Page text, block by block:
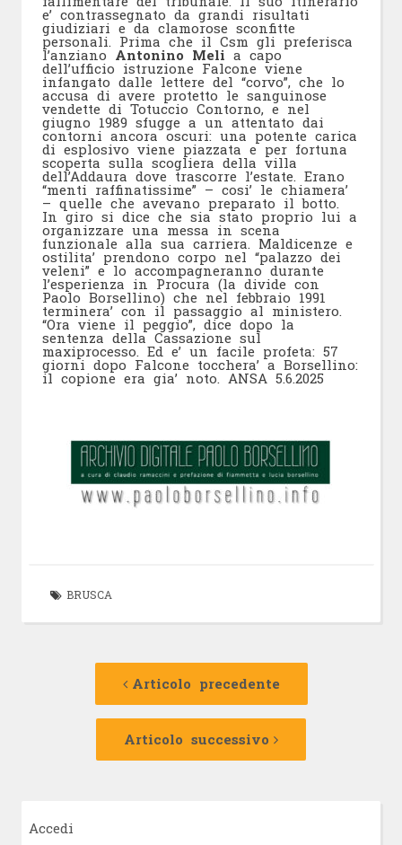
e’ contrassegnato da grandi risultati
giudiziari e da clamorose sconfitte
personali. Prima che il Csm gli preferisca
l’anziano Antonino Meli a capo
dell’ufficio istruzione Falcone viene
infangato dalle lettere del “corvo”, che lo
accusa di avere protetto le sanguinose
vendette di Totuccio Contorno, e nel
giugno 1989 sfugge a un attentato dai
contorni ancora oscuri: una potente carica
di esplosivo viene piazzata e per fortuna
scoperta sulla scogliera della villa
dell’Addaura dove trascorre l’estate. Erano
“menti raffinatissime” – cosi’ le chiamera’
– quelle che avevano preparato il botto.
In giro si dice che sia stato proprio lui a
organizzare una messa in scena
funzionale alla sua carriera. Maldicenze e
ostilita’ prendono corpo nel “palazzo dei
veleni” e lo accompagneranno durante
l’esperienza in Procura (la divide con
Paolo Borsellino) che nel febbraio 1991
terminera’ con il passaggio al ministero.
“Ora viene il peggio”, dice dopo la
sentenza della Cassazione sul
maxiprocesso. Ed e’ un facile profeta: 57
giorni dopo Falcone tocchera’ a Borsellino:
il copione era gia’ noto. ANSA 5.6.2025
BRUSCA
Navigazione
Articolo precedente
Articolo
Articolo successivo
Articolo
Accedi